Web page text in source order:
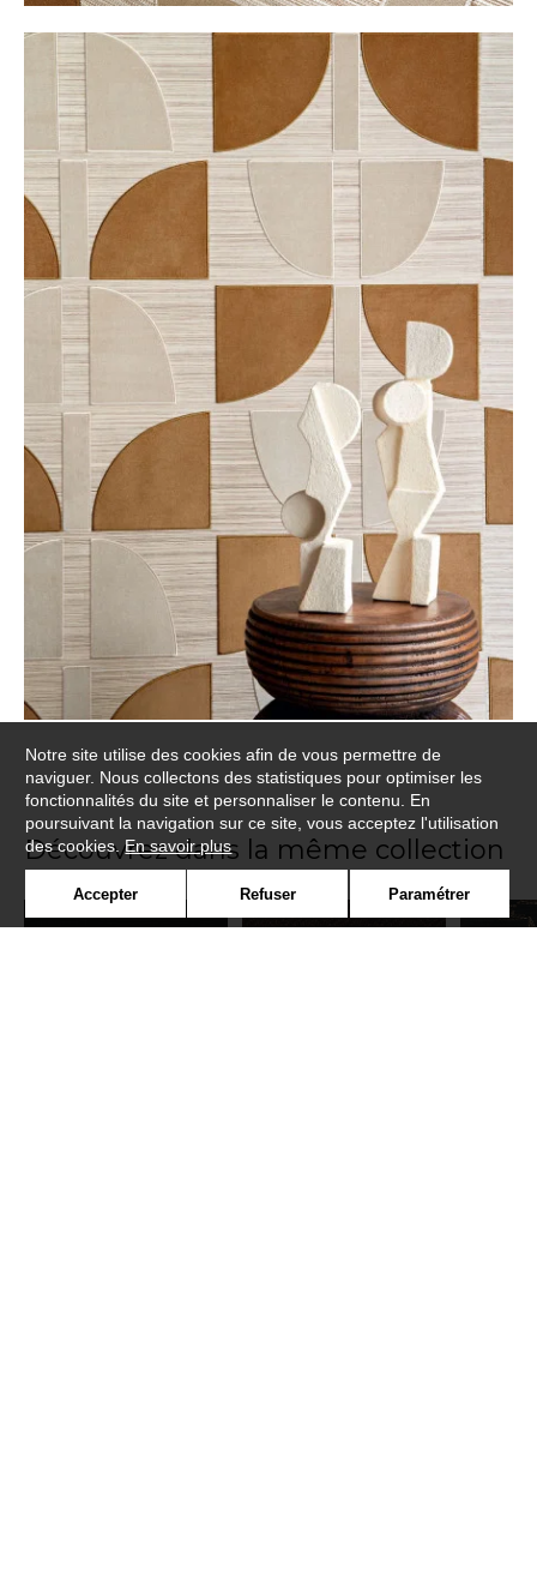
Découvrez dans la même collection
Notre site utilise des cookies afin de vous permettre de
naviguer. Nous collectons des statistiques pour optimiser les
fonctionnalités du site et personnaliser le contenu. En
poursuivant la navigation sur ce site, vous acceptez l'utilisation
des cookies.En savoir plus
Accepter Refuser Paramétrer